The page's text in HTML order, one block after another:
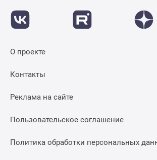
О проекте
Контакты
Реклама на сайте
Пользовательское соглашение
Политика обработки персональных